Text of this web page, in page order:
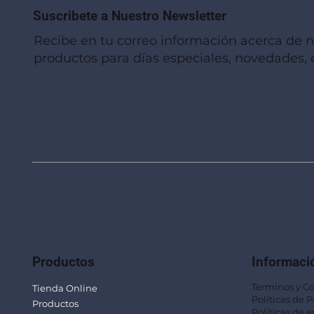
Suscribete a Nuestro Newsletter
Recibe en tu correo información acerca de
productos para días especiales, novedades,
Productos
Tienda Online
Productos
Terminos y
Políticas de